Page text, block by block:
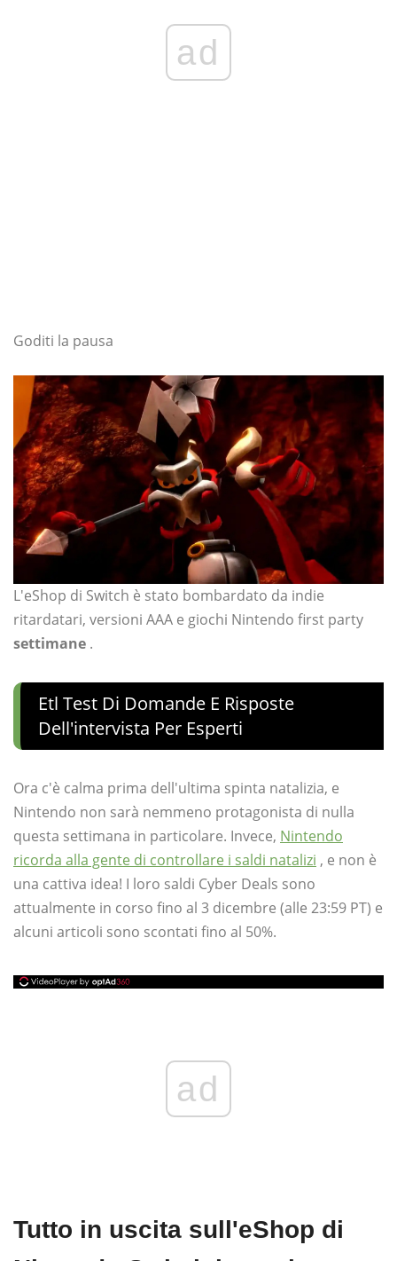
ad
Goditi la pausa
L'eShop di Switch è stato bombardato da indie
ritardatari, versioni AAA e giochi Nintendo first party
settimane .
Etl Test Di Domande E Risposte
Dell'intervista Per Esperti
Ora c'è calma prima dell'ultima spinta natalizia, e
Nintendo non sarà nemmeno protagonista di nulla
questa settimana in particolare. Invece, Nintendo
ricorda alla gente di controllare i saldi natalizi , e non è
una cattiva idea! I loro saldi Cyber ​​Deals sono
attualmente in corso fino al 3 dicembre (alle 23:59 PT) e
alcuni articoli sono scontati fino al 50%.
ad
Tutto in uscita sull'eShop di